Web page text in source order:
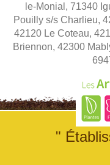
le-Monial, 71340
Pouilly s/s Charlieu,
42120 Le Coteau,
Briennon, 42300
"